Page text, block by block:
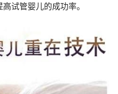
试管婴儿的成功率。